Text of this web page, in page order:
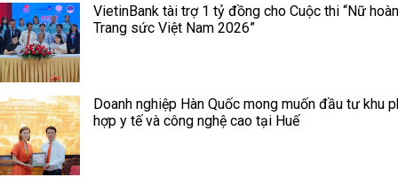
VietinBank tài trợ 1 tỷ đồng cho Cuộc thi “Nữ
Trang sức Việt Nam 2026”
Doanh nghiệp Hàn Quốc mong muốn đầu tư khu
hợp y tế và công nghệ cao tại Huế